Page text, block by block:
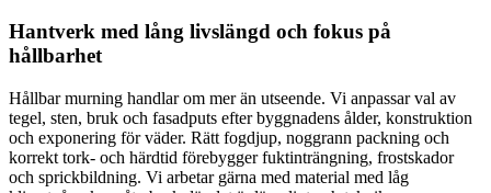
Hantverk med lång livslängd och fokus på
hållbarhet
Hållbar murning handlar om mer än utseende. Vi anpassar val av
tegel, sten, bruk och fasadputs efter byggnadens ålder, konstruktion
och exponering för väder. Rätt fogdjup, noggrann packning och
korrekt tork- och härdtid förebygger fuktinträngning, frostskador
och sprickbildning. Vi arbetar gärna med material med låg